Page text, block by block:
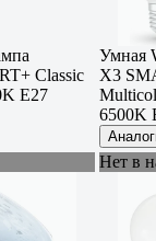
Classic
E27
Умная
Х3
6500K
Нет в